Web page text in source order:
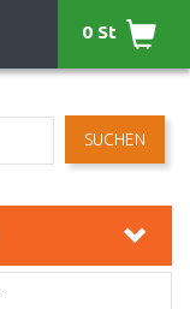
SUCHEN
0 St